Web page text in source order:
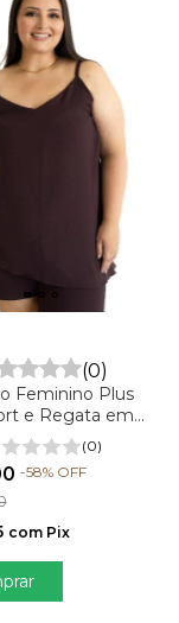
(0)
Feminino Plus
e Regata em
(0)
-58% OFF
com Pix